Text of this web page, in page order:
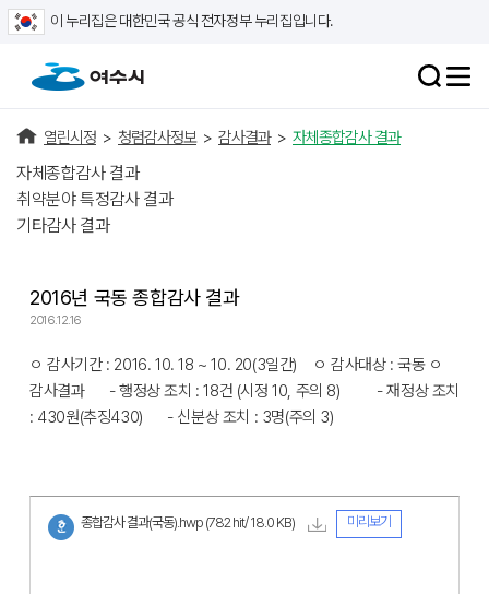
이 누리집은 대한민국 공식 전자정부 누리집입니다.
열린시정 > 청렴감사정보 > 감사결과 > 자체종합감사 결과
자체종합감사 결과
취약분야 특정감사 결과
기타감사 결과
2016년 국동 종합감사 결과
2016.12.16
ㅇ 감사기간 : 2016. 10. 18 ~ 10. 20(3일간) ㅇ 감사대상 : 국동 ㅇ
감사결과 - 행정상 조치 : 18건 (시정 10, 주의 8) - 재정상 조치
: 430원(추징430) - 신분상 조치 : 3명(주의 3)
종합감사 결과(국동).hwp (782 hit/ 18.0 KB) 미리보기